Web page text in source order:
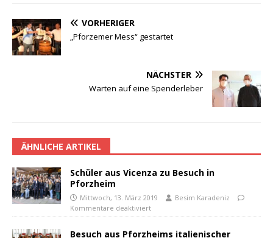
VORHERIGER
„Pforzemer Mess“ gestartet
NÄCHSTER
Warten auf eine Spenderleber
ÄHNLICHE ARTIKEL
Schüler aus Vicenza zu Besuch in
Pforzheim
Mittwoch, 13. März 2019
Besim Karadeniz
Kommentare deaktiviert
Besuch aus Pforzheims italienischer